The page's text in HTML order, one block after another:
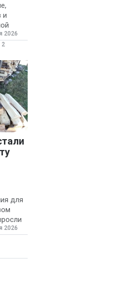
и
в
2026
2
для
в
2026